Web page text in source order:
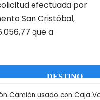
efectuada por
San Cristóbal,
que a
DESTINO
Camión usado con Caja